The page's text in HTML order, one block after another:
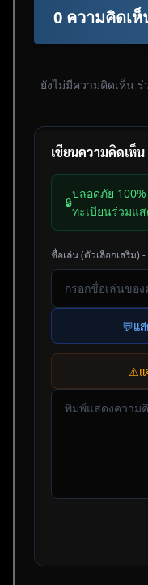
0 ความคิดเห็
ยังไม่มีความคิดเห็น
เขียนความคิดเห็น
🔒
ปลอดภัย
ทะเบียนร่วมแ
ชื่อเล่น (ตัวเลือกเสริม)
💬แ
⚠️